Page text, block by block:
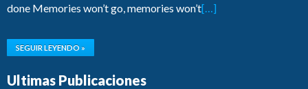
done Memories won’t go, memories won’t[…]
SEGUIR LEYENDO »
Ultimas Publicaciones